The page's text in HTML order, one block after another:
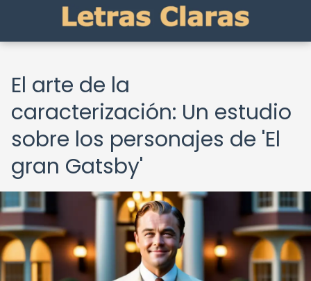
El arte de la
caracterización: Un estudio
sobre los personajes de 'El
gran Gatsby'